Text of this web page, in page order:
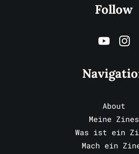
Follow
About
Meine Zines
Was ist ein
Mach ein